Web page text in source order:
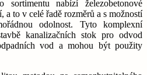
nabízí železobetonové
to v celé řadě rozměrů a s možností
odolnost. Tyto komplexní
kanalizačních stok pro odvod
vod a mohou být použity